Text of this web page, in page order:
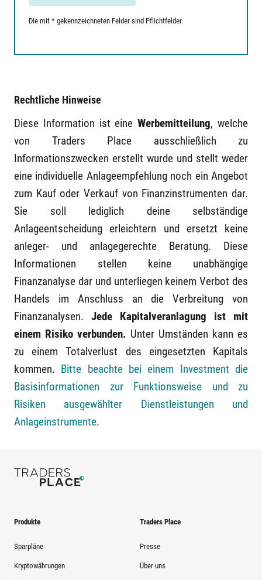
Die mit * gekennzeichneten Felder sind Pflichtfelder.
Rechtliche Hinweise
Diese Information ist eineWerbemitteilung, welche
von Traders Place ausschließlich zu
Informationszwecken erstellt wurde und stellt weder
eine individuelle Anlageempfehlung noch ein Angebot
zum Kauf oder Verkauf von Finanzinstrumenten dar.
Sie soll lediglich deine selbständige
Anlageentscheidung erleichtern und ersetzt keine
anleger- und anlagegerechte Beratung. Diese
Informationen stellen keine unabhängige
Finanzanalyse dar und unterliegen keinem Verbot des
Handels im Anschluss an die Verbreitung von
Finanzanalysen. Jede Kapitalveranlagung ist mit
einem Risiko verbunden. Unter Umständen kann es
zu einem Totalverlust des eingesetzten Kapitals
kommen. Bitte beachte bei einem Investment die
Basisinformationen zur Funktionsweise und zu
Risiken ausgewählter Dienstleistungen und
Anlageinstrumente.
Produkte
Sparpläne
Kryptowährungen
Traders Place
Presse
Über uns